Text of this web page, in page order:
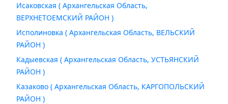
Исаковская ( Архангельская Область,
ВЕРХНЕТОЕМСКИЙ РАЙОН )
Исполиновка ( Архангельская Область, ВЕЛЬСКИЙ
РАЙОН )
Кадыевская ( Архангельская Область, УСТЬЯНСКИЙ
РАЙОН )
Казаково ( Архангельская Область, КАРГОПОЛЬСКИЙ
РАЙОН )